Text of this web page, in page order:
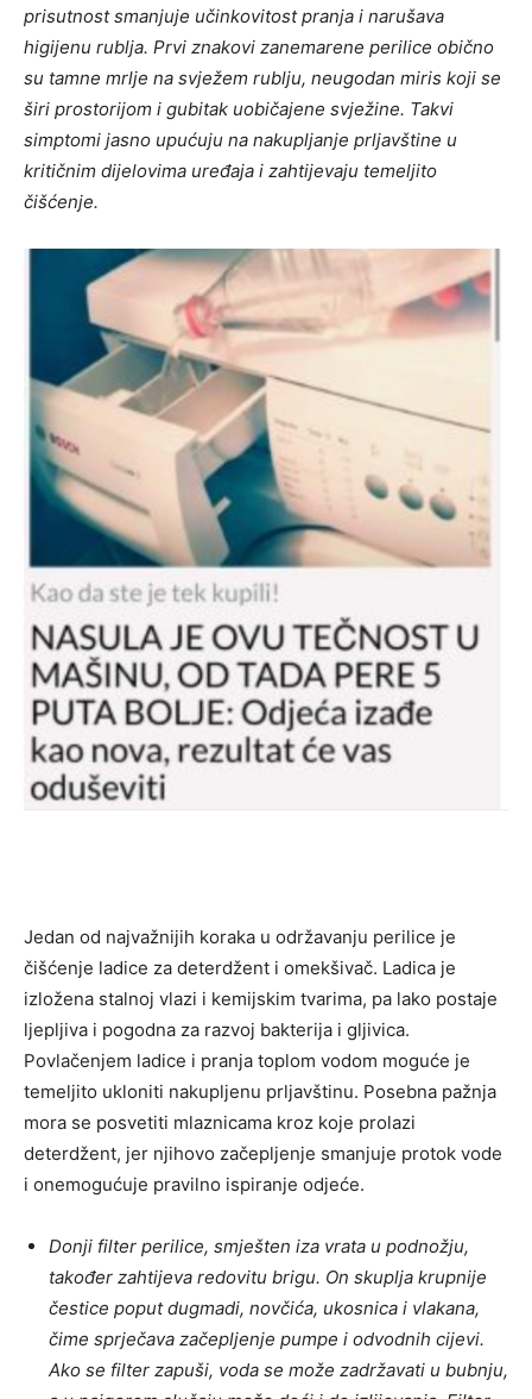
prisutnost smanjuje učinkovitost pranja i narušava
higijenu rublja. Prvi znakovi zanemarene perilice obično
su tamne mrlje na svježem rublju, neugodan miris koji se
širi prostorijom i gubitak uobičajene svježine. Takvi
simptomi jasno upućuju na nakupljanje prljavštine u
kritičnim dijelovima uređaja i zahtijevaju temeljito
čišćenje.
Jedan od najvažnijih koraka u održavanju perilice je
čišćenje ladice za deterdžent i omekšivač. Ladica je
izložena stalnoj vlazi i kemijskim tvarima, pa lako postaje
ljepljiva i pogodna za razvoj bakterija i gljivica.
Povlačenjem ladice i pranja toplom vodom moguće je
temeljito ukloniti nakupljenu prljavštinu. Posebna pažnja
mora se posvetiti mlaznicama kroz koje prolazi
deterdžent, jer njihovo začepljenje smanjuje protok vode
i onemogućuje pravilno ispiranje odjeće.
Donji filter perilice, smješten iza vrata u podnožju,
također zahtijeva redovitu brigu. On skuplja krupnije
čestice poput dugmadi, novčića, ukosnica i vlakana,
čime sprječava začepljenje pumpe i odvodnih cijevi.
Ako se filter zapuši, voda se može zadržavati u bubnju,